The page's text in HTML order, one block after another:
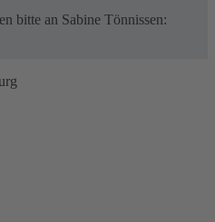
bitte an Sabine Tönnissen: